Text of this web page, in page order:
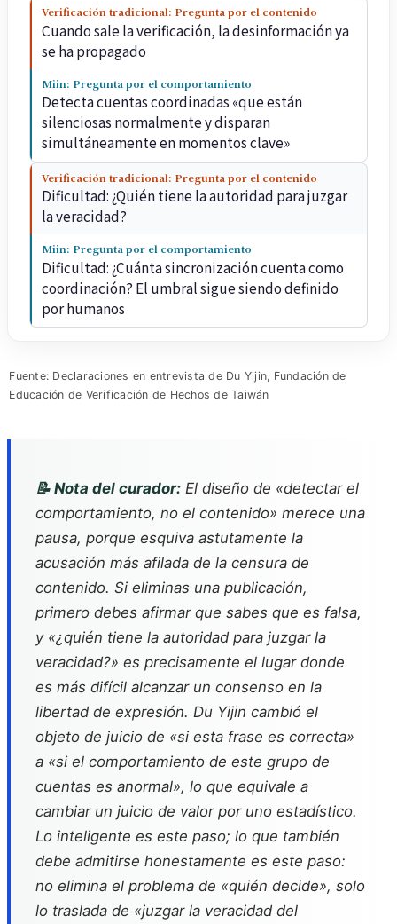
Verificación tradicional: Pregunta por el contenido
Cuando sale la verificación, la desinformación ya
se ha propagado
Miin: Pregunta por el comportamiento
Detecta cuentas coordinadas «que están
silenciosas normalmente y disparan
simultáneamente en momentos clave»
Verificación tradicional: Pregunta por el contenido
Dificultad: ¿Quién tiene la autoridad para juzgar
la veracidad?
Miin: Pregunta por el comportamiento
Dificultad: ¿Cuánta sincronización cuenta como
coordinación? El umbral sigue siendo definido
por humanos
Fuente: Declaraciones en entrevista de Du Yijin, Fundación de
Educación de Verificación de Hechos de Taiwán
📝 Nota del curador: El diseño de «detectar el
comportamiento, no el contenido» merece una
pausa, porque esquiva astutamente la
acusación más afilada de la censura de
contenido. Si eliminas una publicación,
primero debes afirmar que sabes que es falsa,
y «¿quién tiene la autoridad para juzgar la
veracidad?» es precisamente el lugar donde
es más difícil alcanzar un consenso en la
libertad de expresión. Du Yijin cambió el
objeto de juicio de «si esta frase es correcta»
a «si el comportamiento de este grupo de
cuentas es anormal», lo que equivale a
cambiar un juicio de valor por uno estadístico.
Lo inteligente es este paso; lo que también
debe admitirse honestamente es este paso:
no elimina el problema de «quién decide», solo
lo traslada de «juzgar la veracidad del